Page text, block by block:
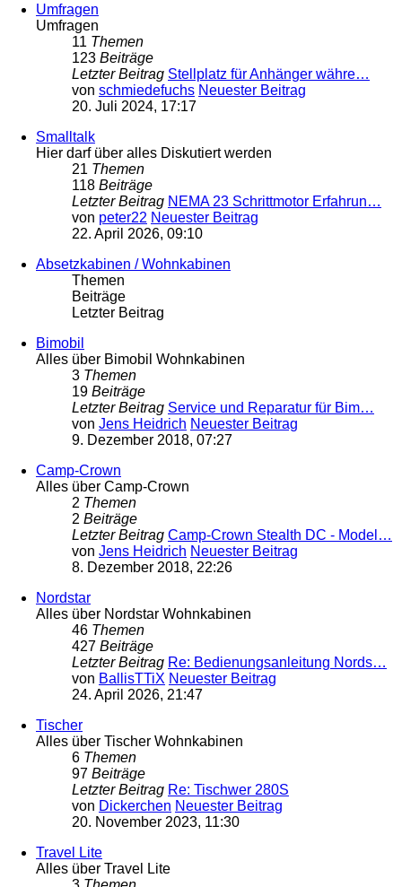
Umfragen
Umfragen
11 Themen
123 Beiträge
Letzter Beitrag Stellplatz für Anhänger währe…
von schmiedefuchs Neuester Beitrag
20. Juli 2024, 17:17
Smalltalk
Hier darf über alles Diskutiert werden
21 Themen
118 Beiträge
Letzter Beitrag NEMA 23 Schrittmotor Erfahrun…
von peter22 Neuester Beitrag
22. April 2026, 09:10
Absetzkabinen / Wohnkabinen
Themen
Beiträge
Letzter Beitrag
Bimobil
Alles über Bimobil Wohnkabinen
3 Themen
19 Beiträge
Letzter Beitrag Service und Reparatur für Bim…
von Jens Heidrich Neuester Beitrag
9. Dezember 2018, 07:27
Camp-Crown
Alles über Camp-Crown
2 Themen
2 Beiträge
Letzter Beitrag Camp-Crown Stealth DC - Model…
von Jens Heidrich Neuester Beitrag
8. Dezember 2018, 22:26
Nordstar
Alles über Nordstar Wohnkabinen
46 Themen
427 Beiträge
Letzter Beitrag Re: Bedienungsanleitung Nords…
von BallisTTiX Neuester Beitrag
24. April 2026, 21:47
Tischer
Alles über Tischer Wohnkabinen
6 Themen
97 Beiträge
Letzter Beitrag Re: Tischwer 280S
von Dickerchen Neuester Beitrag
20. November 2023, 11:30
Travel Lite
Alles über Travel Lite